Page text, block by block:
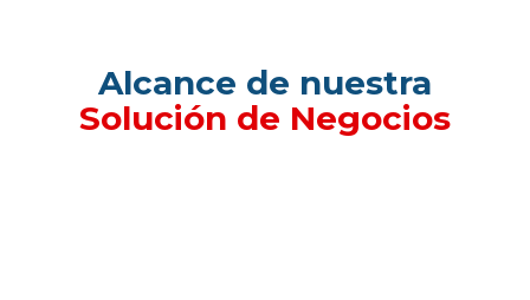
Alcance de nuestra
Solución de Negocios